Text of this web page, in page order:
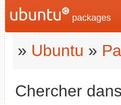
packages
» Ubuntu »
Chercher